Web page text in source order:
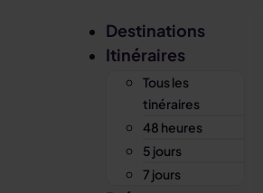
Destinations
Itinéraires
Tous les
tinéraires
48 heures
5 jours
7 jours